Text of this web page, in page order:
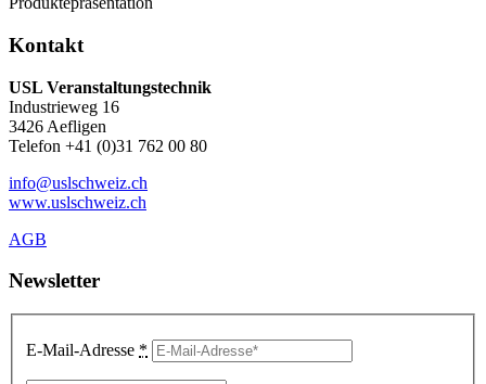
Kontakt
USL Veranstaltungstechnik
Industrieweg 16
3426 Aefligen
Telefon +41 (0)31 762 00 80
info@uslschweiz.ch
www.uslschweiz.ch
AGB
Newsletter
E-Mail-Adresse *